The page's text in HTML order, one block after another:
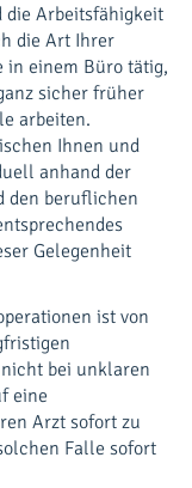
die Arbeitsfähigkeit
die Art Ihrer
in einem Büro tätig,
sicher früher
arbeiten.
Ihnen und
anhand der
den beruflichen
Gelegenheit
ist von
nicht bei unklaren
eine
Arzt sofort zu
Falle sofort